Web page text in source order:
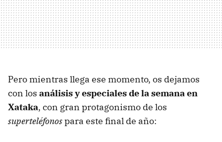
Pero mientras llega ese momento, os dejamos
con los análisis y especiales de la semana en
Xataka, con gran protagonismo de los
superteléfonospara este final de año: